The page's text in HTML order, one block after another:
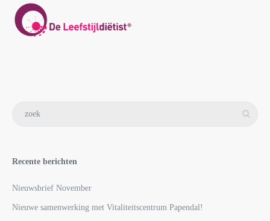
Recente berichten
Nieuwsbrief November
Nieuwe samenwerking met Vitaliteitscentrum Papendal!